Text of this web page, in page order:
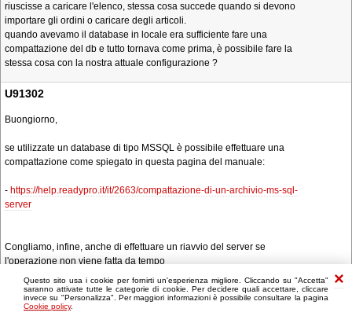
Questo sito usa i cookie per fornirti un'esperienza migliore. Cliccando su "Accetta"
saranno attivate tutte le categorie di cookie. Per decidere quali accettare, cliccare
invece su "Personalizza". Per maggiori informazioni è possibile consultare la pagina
Cookie policy.
riuscisse a caricare l'elenco, stessa cosa succede quando si devono
importare gli ordini o caricare degli articoli.
quando avevamo il database in locale era sufficiente fare una
compattazione del db e tutto tornava come prima, è possibile fare la
stessa cosa con la nostra attuale configurazione ?
U91302
Buongiorno,
se utilizzate un database di tipo MSSQL è possibile effettuare una
compattazione come spiegato in questa pagina del manuale:
- https://help.readypro.it/it/2663/compattazione-di-un-archivio-ms-sql-
server
Congliamo, infine, anche di effettuare un riavvio del server se
l'operazione non viene fatta da tempo